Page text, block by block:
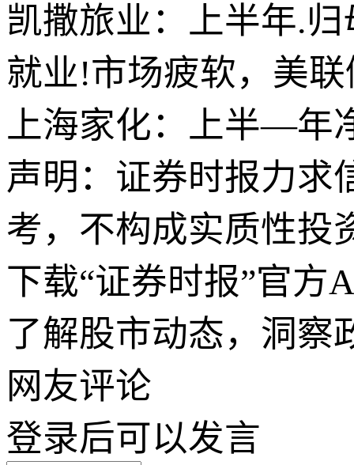
凯撒旅业：上半年.
就业!市场疲软，美
上海家化：上半—年
声明：证券时报力求
考，不构成实质性投
下载“证券时报”官方
了解股市动态，洞察
网友评论
登录后可以发言